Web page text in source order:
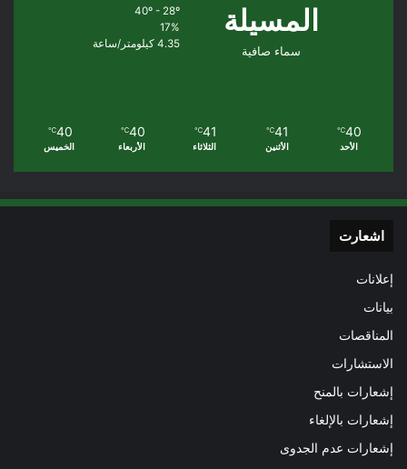
المسيلة
سماء صافية
40º - 28º
17%
4.35 كيلومتر/ساعة
40
℃
الأحد
41
℃
الأثنين
41
℃
الثلاثاء
40
℃
الأربعاء
40
℃
الخميس
اشعارت
إعلانات
بيانات
المناقصات
الاستشارات
إشعارات بالمنح
إشعارات بالإلغاء
إشعارات عدم الجدوى